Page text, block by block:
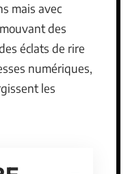
mais avec
des
éclats de rire
numériques,
les